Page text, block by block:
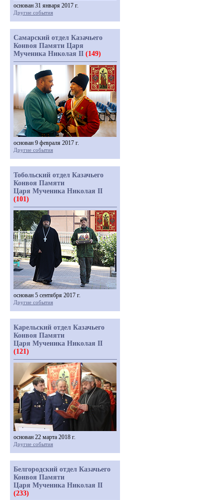
основан 31 января 2017 г.
Другие события
Самарский отдел Казачьего
Конвоя Памяти Царя
Мученика Николая II (149)
основан 9 февраля 2017 г.
Другие события
Тобольский отдел Казачьего
Конвоя Памяти
Царя Мученика Николая II
(101)
основан 5 сентября 2017 г.
Другие события
Карельский отдел Казачьего
Конвоя Памяти
Царя Мученика Николая II
(121)
основан 22 марта 2018 г.
Другие события
Белгородский отдел Казачьего
Конвоя Памяти
Царя Мученика Николая II
(233)